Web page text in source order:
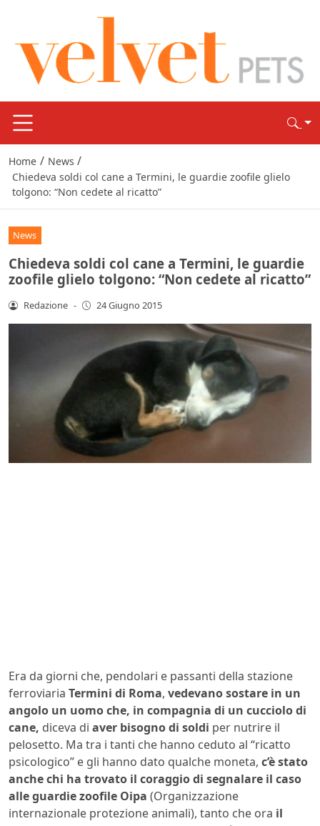
Home / News /
Chiedeva soldi col cane a Termini, le guardie zoofile glielo
tolgono: “Non cedete al ricatto”
News
Chiedeva soldi col cane a Termini, le guardie
zoofile glielo tolgono: “Non cedete al ricatto”
Redazione - 24 Giugno 2015
Era da giorni che, pendolari e passanti della stazione
ferroviaria Termini di Roma, vedevano sostare in un
angolo un uomo che, in compagnia di un cucciolo di
cane, diceva di aver bisogno di soldi per nutrire il
pelosetto. Ma tra i tanti che hanno ceduto al “ricatto
psicologico” e gli hanno dato qualche moneta, c’è stato
anche chi ha trovato il coraggio di segnalare il caso
alle guardie zoofile Oipa (Organizzazione
internazionale protezione animali), tanto che ora il